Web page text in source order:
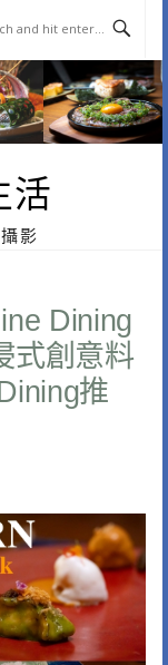
活
影
Dining
式創意料
推